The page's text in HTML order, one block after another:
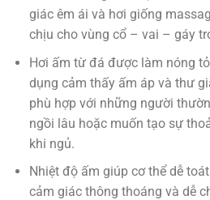
giác êm ái và hơi giống
chịu cho vùng cổ – vai – gáy
Hơi ấm từ đá được làm nóng
dụng cảm thấy ấm áp và thư
phù hợp với những người
ngồi lâu hoặc muốn tạo sự
khi ngủ.
Nhiệt độ ấm giúp cơ thể dễ
cảm giác thông thoáng và dễ